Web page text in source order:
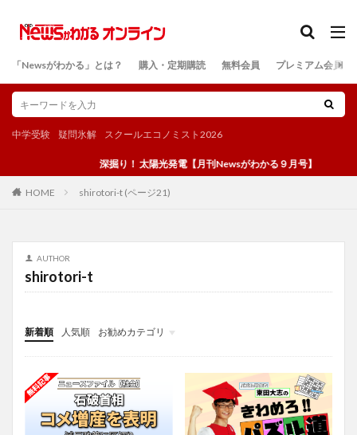
「Newsがわかる」とは？ 購入・定期購読 無料会員 プレミアム会員
中学受験 疑問氷解 スクールエコノミスト2026
深掘り！ 太陽光発電【月刊Newsがわかる９月号】
HOME shirotori-t (ページ21)
AUTHOR
shirotori-t
新着順 人気順
お勧めカテゴリ
投稿
学び
マンガ
電子書籍
検索